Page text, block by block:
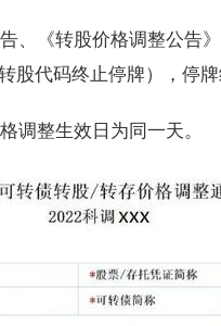
、《转股价格调整公告
股代码终止停牌），停
调整生效日为同一天。